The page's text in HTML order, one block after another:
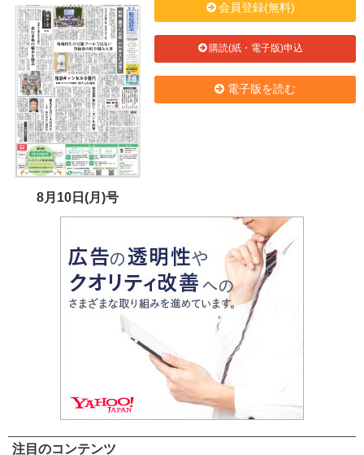
8月10日(月)号
会員登録(無料)
購読(紙・電子版)申込
電子版を読む
注目のコンテンツ